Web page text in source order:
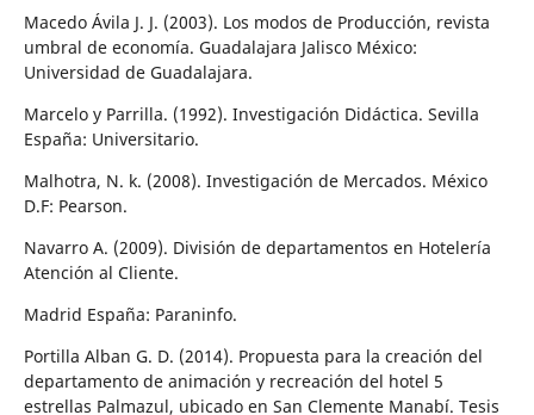
Macedo Ávila J. J. (2003). Los modos de Producción, revista
umbral de economía. Guadalajara Jalisco México:
Universidad de Guadalajara.
Marcelo y Parrilla. (1992). Investigación Didáctica. Sevilla
España: Universitario.
Malhotra, N. k. (2008). Investigación de Mercados. México
D.F: Pearson.
Navarro A. (2009). División de departamentos en Hotelería
Atención al Cliente.
Madrid España: Paraninfo.
Portilla Alban G. D. (2014). Propuesta para la creación del
departamento de animación y recreación del hotel 5
estrellas Palmazul, ubicado en San Clemente Manabí. Tesis